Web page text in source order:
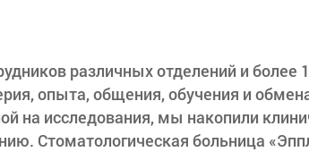
различных отделений и
опыта, общения, обучения и
на исследования, мы накопили
Стоматологическая больница